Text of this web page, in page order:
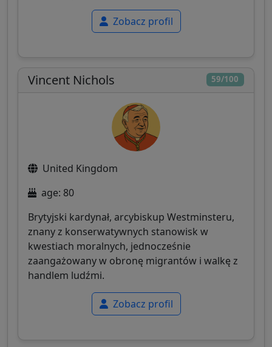
Zobacz profil
59/100
Vincent Nichols
United Kingdom
age: 80
Brytyjski kardynał, arcybiskup Westminsteru,
znany z konserwatywnych stanowisk w
kwestiach moralnych, jednocześnie
zaangażowany w obronę migrantów i walkę z
handlem ludźmi.
Zobacz profil